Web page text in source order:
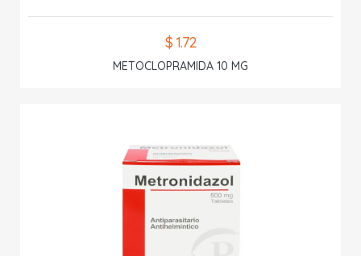
$ 1.72
METOCLOPRAMIDA 10 MG